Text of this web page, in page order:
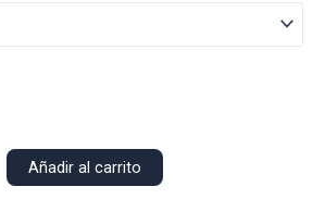
Añadir al carrito